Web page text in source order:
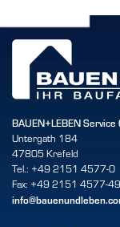
BAUEN+LEBEN Service
Untergath 184
47805 Krefeld
Tel.: +49 2151 4577-0
Fax: +49 2151 4577-